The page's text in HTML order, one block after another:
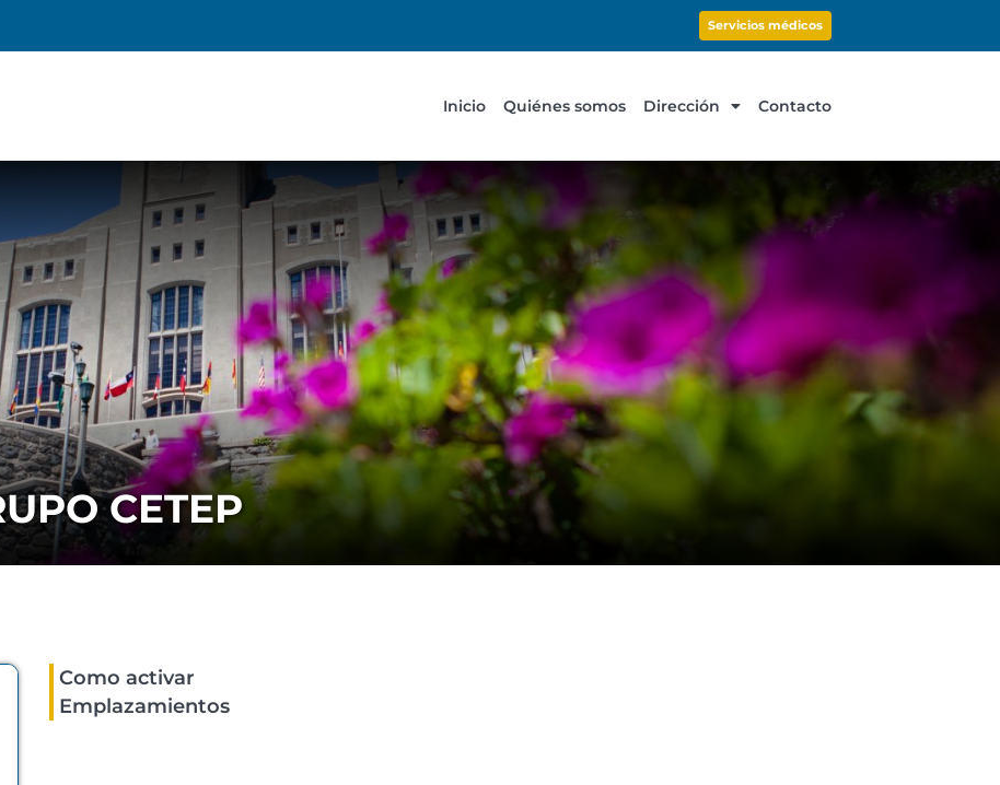
Servicios médicos
Inicio Quiénes somos Dirección Contacto
CETEP
Como activar
Emplazamientos